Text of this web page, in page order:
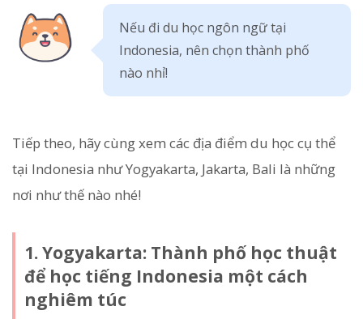
Nếu đi du học ngôn ngữ tại
Indonesia, nên chọn thành phố
nào nhỉ!
Tiếp theo, hãy cùng xem các địa điểm du học cụ thể
tại Indonesia như Yogyakarta, Jakarta, Bali là những
nơi như thế nào nhé!
1. Yogyakarta: Thành phố học thuật
để học tiếng Indonesia một cách
nghiêm túc